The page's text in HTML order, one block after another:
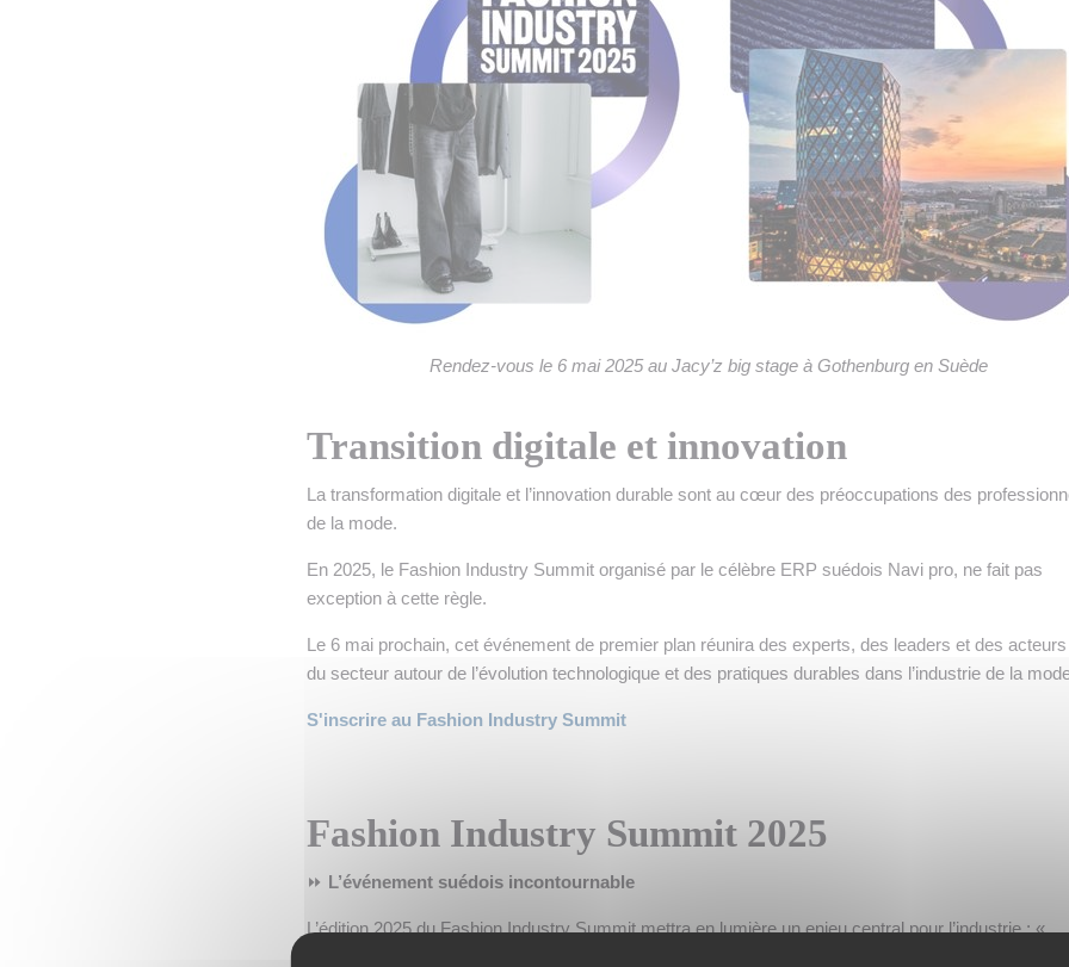
Rendez-vous le 6 mai 2025 au Jacy’z big stage à Gothenburg en Suède
Transition digitale et innovation
La transformation digitale et l’innovation durable sont au cœur des préoccupations des
de la mode.
En 2025, le Fashion Industry Summit organisé par le célèbre ERP suédois Navi pro, ne fait pas
exception à cette règle.
Le 6 mai prochain, cet événement de premier plan réunira des experts, des leaders et des
du secteur autour de l’évolution technologique et des pratiques durables dans l’industrie de la
S'inscrire au Fashion Industry Summit
Fashion Industry Summit 2025
⏩ L’événement suédois incontournable
L’édition 2025 du Fashion Industry Summit mettra en lumière un enjeu central pour l’industrie : «